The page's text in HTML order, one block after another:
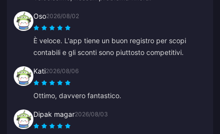
Oso2026/08/02
È veloce. L'app tiene un buon registro per scopi
contabili e gli sconti sono piuttosto competitivi.
Kati2026/08/06
Ottimo, davvero fantastico.
Dipak magar2026/08/03